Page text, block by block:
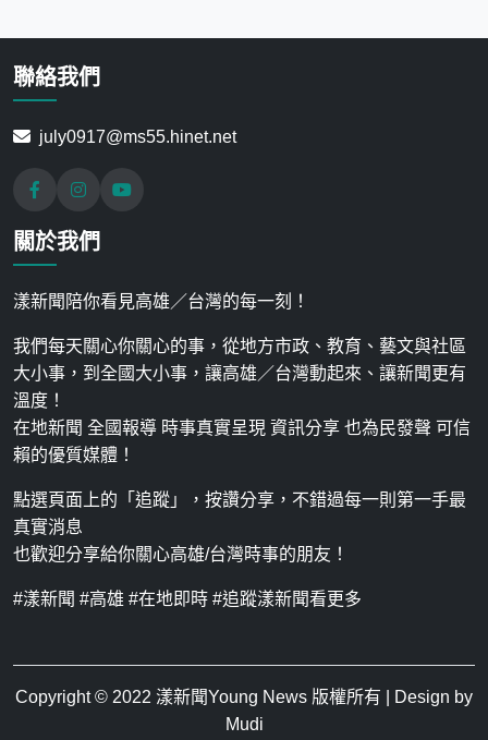
聯絡我們
july0917@ms55.hinet.net
關於我們
漾新聞陪你看見高雄／台灣的每一刻！
我們每天關心你關心的事，從地方市政、教育、藝文與社區
大小事，到全國大小事，讓高雄／台灣動起來、讓新聞更有
溫度！
在地新聞 全國報導 時事真實呈現 資訊分享 也為民發聲 可信
賴的優質媒體！
點選頁面上的「追蹤」，按讚分享，不錯過每一則第一手最
真實消息
也歡迎分享給你關心高雄/台灣時事的朋友！
#漾新聞 #高雄 #在地即時 #追蹤漾新聞看更多
Copyright © 2022 漾新聞Young News 版權所有 | Design by
Mudi